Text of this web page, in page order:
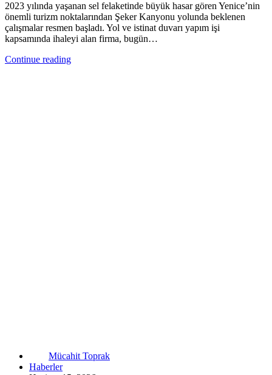
2023 yılında yaşanan sel felaketinde büyük hasar gören Yenice’nin
önemli turizm noktalarından Şeker Kanyonu yolunda beklenen
çalışmalar resmen başladı. Yol ve istinat duvarı yapım işi
kapsamında ihaleyi alan firma, bugün…
Continue reading
Mücahit Toprak
Haberler